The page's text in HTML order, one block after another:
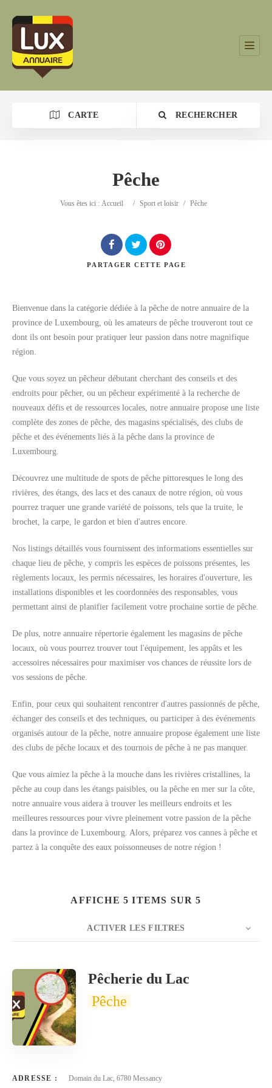
CARTE RECHERCHER
Catégorie
Rechercher
Pêche
Vous êtes ici : Accueil / Sport et loisir / Pêche
PARTAGER CETTE PAGE
Bienvenue dans la catégorie dédiée à la pêche de notre annuaire de la
province de Luxembourg, où les amateurs de pêche trouveront tout ce
dont ils ont besoin pour pratiquer leur passion dans notre magnifique
région.
Que vous soyez un pêcheur débutant cherchant des conseils et des
endroits pour pêcher, ou un pêcheur expérimenté à la recherche de
nouveaux défis et de ressources locales, notre annuaire propose une liste
complète des zones de pêche, des magasins spécialisés, des clubs de
pêche et des événements liés à la pêche dans la province de
Luxembourg.
Découvrez une multitude de spots de pêche pittoresques le long des
rivières, des étangs, des lacs et des canaux de notre région, où vous
pourrez traquer une grande variété de poissons, tels que la truite, le
brochet, la carpe, le gardon et bien d'autres encore.
Nos listings détaillés vous fournissent des informations essentielles sur
chaque lieu de pêche, y compris les espèces de poissons présentes, les
règlements locaux, les permis nécessaires, les horaires d'ouverture, les
installations disponibles et les coordonnées des responsables, vous
permettant ainsi de planifier facilement votre prochaine sortie de pêche.
De plus, notre annuaire répertorie également les magasins de pêche
locaux, où vous pourrez trouver tout l'équipement, les appâts et les
accessoires nécessaires pour maximiser vos chances de réussite lors de
vos sessions de pêche.
Enfin, pour ceux qui souhaitent rencontrer d'autres passionnés de pêche,
échanger des conseils et des techniques, ou participer à des événements
organisés autour de la pêche, notre annuaire propose également une liste
des clubs de pêche locaux et des tournois de pêche à ne pas manquer.
Que vous aimiez la pêche à la mouche dans les rivières cristallines, la
pêche au coup dans les étangs paisibles, ou la pêche en mer sur la côte,
notre annuaire vous aidera à trouver les meilleurs endroits et les
meilleures ressources pour vivre pleinement votre passion de la pêche
dans la province de Luxembourg. Alors, préparez vos cannes à pêche et
partez à la conquête des eaux poissonneuses de notre région !
AFFICHE 5 ITEMS SUR 5
ACTIVER LES FILTRES
NOMBRE 20
Pêcherie du Lac
Pêche
ADRESSE : Domain du Lac, 6780 Messancy